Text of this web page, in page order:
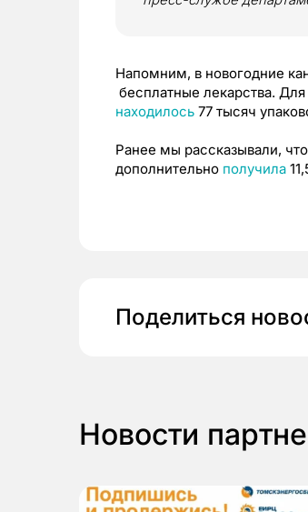
Напомним, в новогодние
бесплатные лекарства.
находилось 77 тысяч
Ранее мы рассказывали,
дополнительно получила
Поделиться
Новости